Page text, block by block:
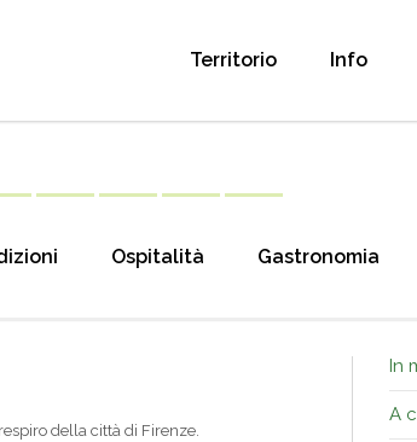
Territorio Info
Ospitalità Gastronomia
della città di Firenze.
In
A